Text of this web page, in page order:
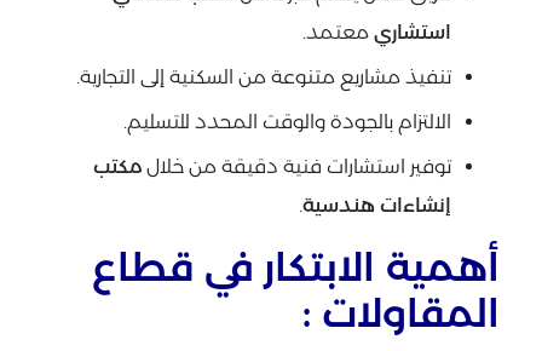
استشاري معتمد.
تنفيذ مشاريع متنوعة من السكنية إلى التجارية.
الالتزام بالجودة والوقت المحدد للتسليم.
توفير استشارات فنية دقيقة من خلال مكتب
إنشاءات هندسية.
أهمية الابتكار في قطاع
المقاولات :